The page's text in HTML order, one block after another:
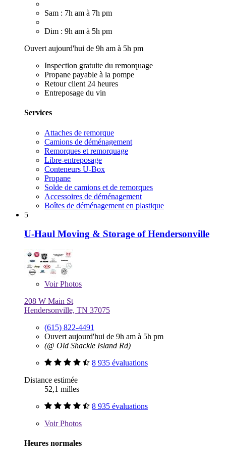
Sam : 7h am à 7h pm
Dim : 9h am à 5h pm
Ouvert aujourd'hui de 9h am à 5h pm
Inspection gratuite du remorquage
Propane payable à la pompe
Retour client 24 heures
Entreposage du vin
Services
Attaches de remorque
Camions de déménagement
Remorques et remorquage
Libre-entreposage
Conteneurs U-Box
Propane
Solde de camions et de remorques
Accessoires de déménagement
Boîtes de déménagement en plastique
5
U-Haul Moving & Storage of Hendersonville
VoirPhotos
208 W Main St
Hendersonville, TN 37075
(615) 822-4491
Ouvert aujourd'hui de 9h am à 5h pm
(@ Old Shackle Island Rd)
8 935 évaluations
Distance estimée
52,1 milles
8 935 évaluations
VoirPhotos
Heures normales